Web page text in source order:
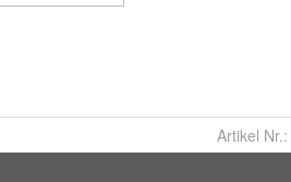
Artikel Nr.: